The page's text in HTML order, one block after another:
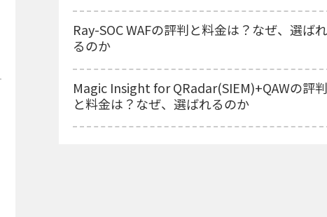
Ray-SOC WAFの評判と料金は？なぜ、選ばれ
るのか
Magic Insight for QRadar(SIEM)+QAWの評判
と料金は？なぜ、選ばれるのか